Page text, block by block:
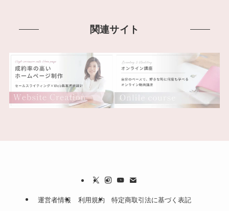
関連サイト
運営者情報 利用規約
特定商取引法に基づく表記